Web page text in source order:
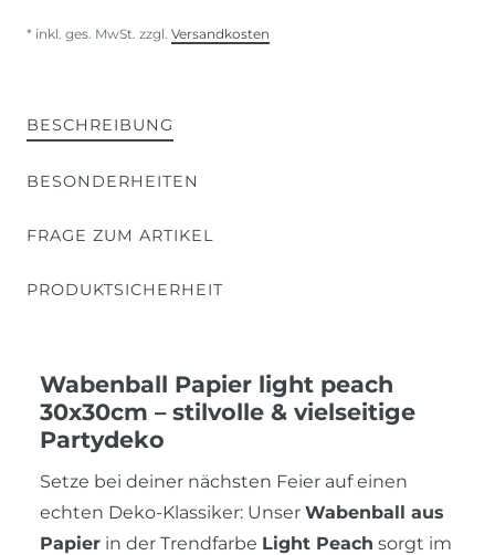
* inkl. ges. MwSt. zzgl. Versandkosten
BESCHREIBUNG
BESONDERHEITEN
FRAGE ZUM ARTIKEL
PRODUKTSICHERHEIT
Wabenball Papier light peach
30x30cm – stilvolle & vielseitige
Partydeko
Setze bei deiner nächsten Feier auf einen
echten Deko-Klassiker: Unser Wabenball aus
Papier in der Trendfarbe Light Peach sorgt im